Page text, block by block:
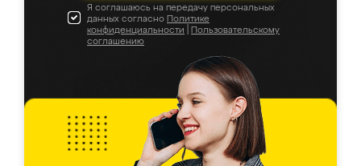
Я соглашаюсь на передачу персональных
данных согласно Политике
конфиденциальности
Пользовательскому
соглашению